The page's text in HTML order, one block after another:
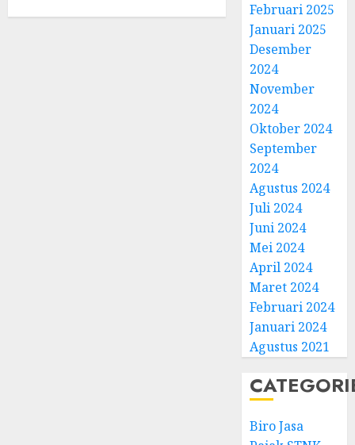
Februari 2025
Januari 2025
Desember
2024
November
2024
Oktober 2024
September
2024
Agustus 2024
Juli 2024
Juni 2024
Mei 2024
April 2024
Maret 2024
Februari 2024
Januari 2024
Agustus 2021
Biro Jasa